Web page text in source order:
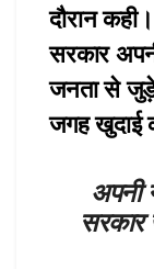
दौरान
सरकार
जनता से जुड़े
जगह खुदाई
अपनी
सरकार